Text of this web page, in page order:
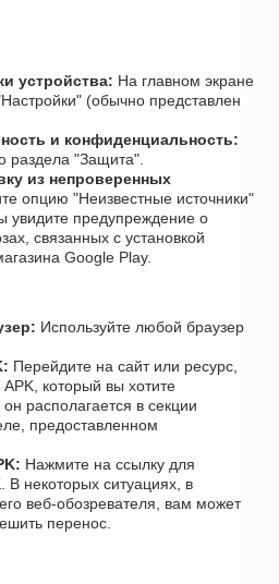
устройства: На главном экране
(обычно представлен
и конфиденциальность:
раздела "Защита".
из непроверенных
опцию "Неизвестные источники"
увидите предупреждение о
связанных с установкой
Google Play.
Используйте любой браузер
Перейдите на сайт или ресурс,
который вы хотите
располагается в секции
предоставленном
Нажмите на ссылку для
В некоторых ситуациях, в
веб-обозревателя, вам может
перенос.